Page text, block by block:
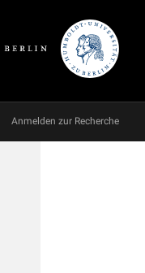
Anmelden zur Recherche